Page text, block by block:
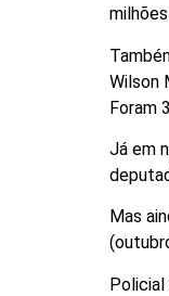
Wilson
Foram
Já em
Mas
Policial